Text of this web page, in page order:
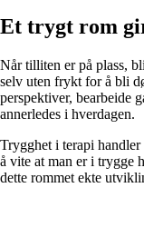
Et trygt rom
Når tilliten er på plass,
selv uten frykt for å bli
perspektiver, bearbeide
annerledes i hverdagen.
Trygghet i terapi
å vite at man er i trygge
dette rommet ekte